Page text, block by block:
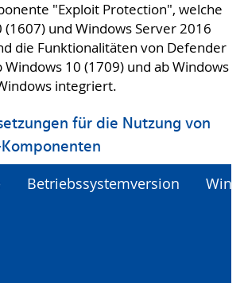
"Exploit Protection", welche
(1607) und Windows Server 2016
die Funktionalitäten von Defender
Windows 10 (1709) und ab Windows
integriert.
für die Nutzung von
Betriebssystemversion